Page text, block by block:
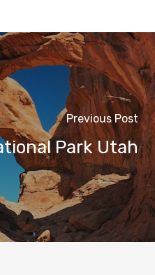
Previous Post
Park Utah